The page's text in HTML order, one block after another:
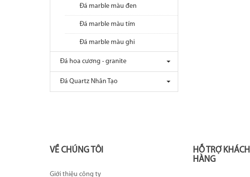
Đá marble màu đen
Đá marble màu tím
Đá marble màu ghi
Đá hoa cương - granite
Đá Quartz Nhân Tạo
VỀ CHÚNG TÔI
Giới thiệu công ty
HỖ TRỢ KHÁCH
HÀNG